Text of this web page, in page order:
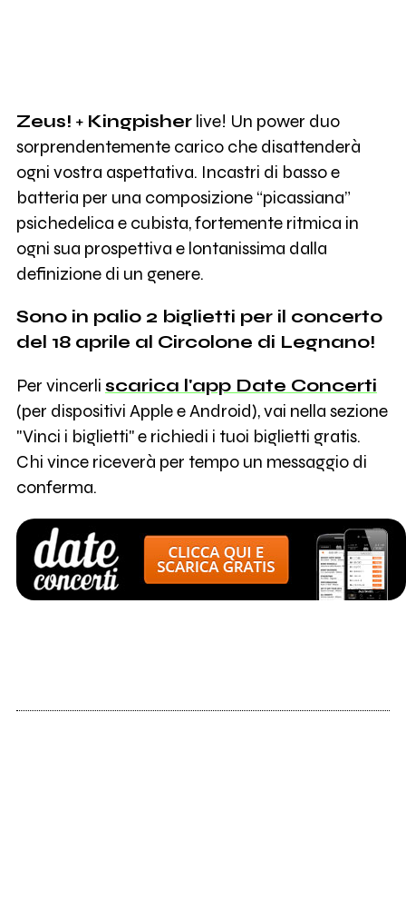
Zeus! + Kingpisherlive! Un power duo
sorprendentemente carico che disattenderà
ogni vostra aspettativa. Incastri di basso e
batteria per una composizione “picassiana”
psichedelica e cubista, fortemente ritmica in
ogni sua prospettiva e lontanissima dalla
definizione di un genere.
Sono in palio 2 biglietti per il concerto
del 18 aprile al Circolone di Legnano!
Per vincerli scarica l'app Date Concerti
(per dispositivi Apple e Android), vai nella sezione
"Vinci i biglietti" e richiedi i tuoi biglietti gratis.
Chi vince riceverà per tempo un messaggio di
conferma.